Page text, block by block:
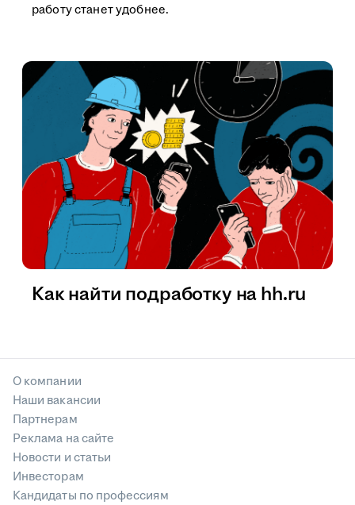
работу станет удобнее.
Как найти подработку на hh.ru
О компании
Наши вакансии
Партнерам
Реклама на сайте
Новости и статьи
Инвесторам
Кандидаты по профессиям